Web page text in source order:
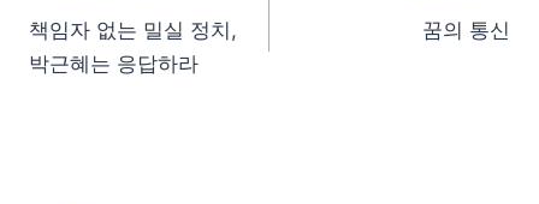
책임자 없는 밀실 정치,
박근혜는 응답하라
꿈의 통신